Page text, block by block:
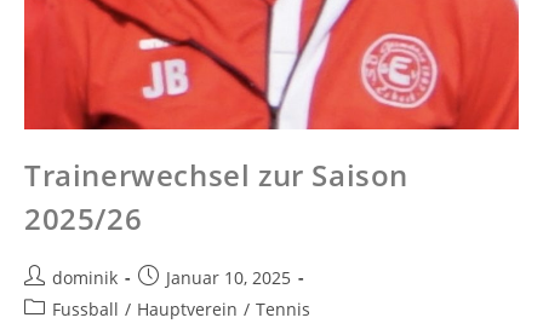
Trainerwechsel zur Saison
2025/26
dominik
Januar 10, 2025
Fussball / Hauptverein / Tennis